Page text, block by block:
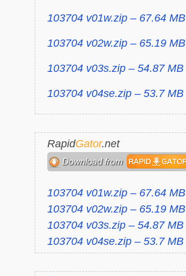
103704 v01w.zip – 67.64 MB
103704 v02w.zip – 65.19 MB
103704 v03s.zip – 54.87 MB
103704 v04se.zip – 53.7 MB
RapidGator.net
103704 v01w.zip – 67.64 MB
103704 v02w.zip – 65.19 MB
103704 v03s.zip – 54.87 MB
103704 v04se.zip – 53.7 MB